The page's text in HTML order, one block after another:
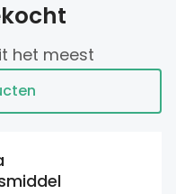
het meest